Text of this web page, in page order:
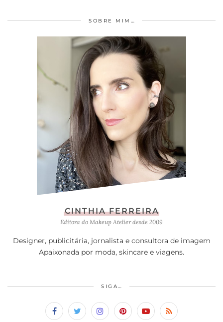
SOBRE MIM…
CINTHIA FERREIRA
Editora do Makeup Atelier desde 2009
Designer, publicitária, jornalista e consultora de imagem
Apaixonada por moda, skincare e viagens.
SIGA…